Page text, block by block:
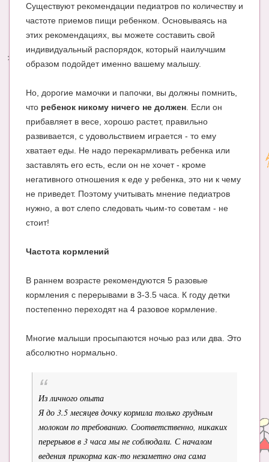
Календарь беременности
Энциклопедия
Имена. Святцы
Мамина энциклопедия
СЕРВИСЫ И ПРИЛОЖЕНИЯ
Сервис. Оценка роста и веса ребенка
Приложения для Android
НОВОСТИ ЛОПОТУНА
Блог Администратора
О проекте
Существуют рекомендации педиатров по количеству и
частоте приемов пищи ребенком. Основываясь на
этих рекомендациях, вы можете составить свой
индивидуальный распорядок, который наилучшим
образом подойдет именно вашему малышу.
Но, дорогие мамочки и папочки, вы должны помнить,
что ребенок никому ничего не должен . Если он
прибавляет в весе, хорошо растет, правильно
развивается, с удовольствием играется - то ему
хватает еды. Не надо перекармливать ребенка или
заставлять его есть, если он не хочет - кроме
негативного отношения к еде у ребенка, это ни к чему
не приведет. Поэтому учитывать мнение педиатров
нужно, а вот слепо следовать чьим-то советам - не
стоит!
Частота кормлений
В раннем возрасте рекомендуются 5 разовые
кормления с перерывами в 3-3.5 часа. К году детки
постепенно переходят на 4 разовое кормление.
Многие малыши просыпаются ночью раз или два. Это
абсолютно нормально.
Из личного опыта
Я до 3.5 месяцев дочку кормила только грудным
молоком по требованию. Соответственно, никаких
перерывов в 3 часа мы не соблюдали. С началом
ведения прикорма как-то незаметно она сама